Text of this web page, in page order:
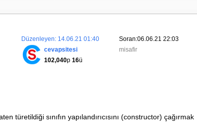
Soran:06.06.21 22:03
misafir
Düzenleyen: 14.06.21 01:40
cevapsitesi
102,040p 16ü
türetildiği sınıfın yapılandırıcısını (constructor) çağırmak